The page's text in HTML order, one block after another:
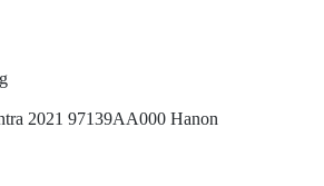
2021 97139AA000 Hanon